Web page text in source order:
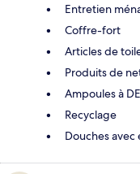
Entretien
Coffre-fort
Articles de
Produits de
Ampoules à
Recyclage
Douches avec